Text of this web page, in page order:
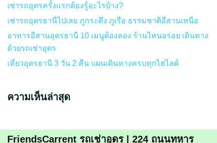
เช่ารถอุดรครั้งแรกต้องรู้อะไรบ้าง?
เช่ารถอุดรธานีไปเลย ภูกระดึง ภูเรือ ธรรมชาติอีสานเหนือ
อาหารอีสานอุดรธานี 10 เมนูต้องลอง ร้านไหนอร่อย เดินทาง
ด้วยรถเช่าอุดร
เที่ยวอุดรธานี 3 วัน 2 คืน แผนเดินทางครบทุกไฮไลต์
ความเห็นล่าสุด
FriendsCarrent รถเช่าอุดร | 224 ถนนทหาร